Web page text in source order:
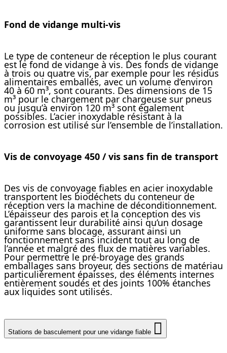
Fond de vidange multi-vis
Le type de conteneur de réception le plus courant
est le fond de vidange à vis. Des fonds de vidange
à trois ou quatre vis, par exemple pour les résidus
alimentaires emballés, avec un volume d’environ
40 à 60 m³, sont courants. Des dimensions de 15
m³ pour le chargement par chargeuse sur pneus
ou jusqu’à environ 120 m³ sont également
possibles. L’acier inoxydable résistant à la
corrosion est utilisé sur l’ensemble de l’installation.
Vis de convoyage 450 / vis sans fin de transport
Des vis de convoyage fiables en acier inoxydable
transportent les biodéchets du conteneur de
réception vers la machine de déconditionnement.
L’épaisseur des parois et la conception des vis
garantissent leur durabilité ainsi qu’un dosage
uniforme sans blocage, assurant ainsi un
fonctionnement sans incident tout au long de
l’année et malgré des flux de matières variables.
Pour permettre le pré-broyage des grands
emballages sans broyeur, des sections de matériau
particulièrement épaisses, des éléments internes
entièrement soudés et des joints 100% étanches
aux liquides sont utilisés.
Stations de basculement pour une vidange fiable